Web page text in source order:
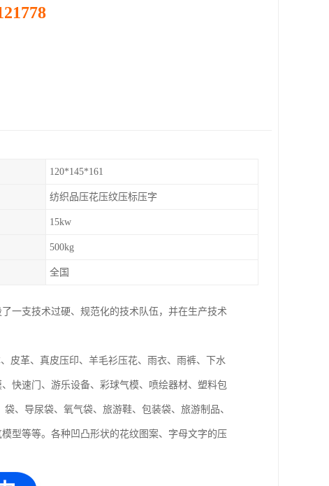
120*145*161
纺织品压花压纹压标压字
15kw
500kg
全国
一支技术过硬、规范化的技术队伍，并在生产技术
皮革、真皮压印、羊毛衫压花、雨衣、雨裤、下水
快速门、游乐设备、彩球气模、喷绘器材、塑料包
、导尿袋、氧气袋、旅游鞋、包装袋、旅游制品、
型等等。各种凹凸形状的花纹图案、字母文字的压